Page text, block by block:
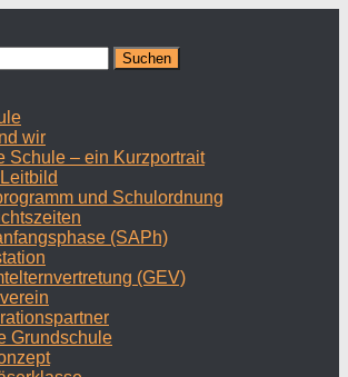
wir
Schule – ein Kurzportrait
und Schulordnung
(SAPh)
(GEV)
Grundschule